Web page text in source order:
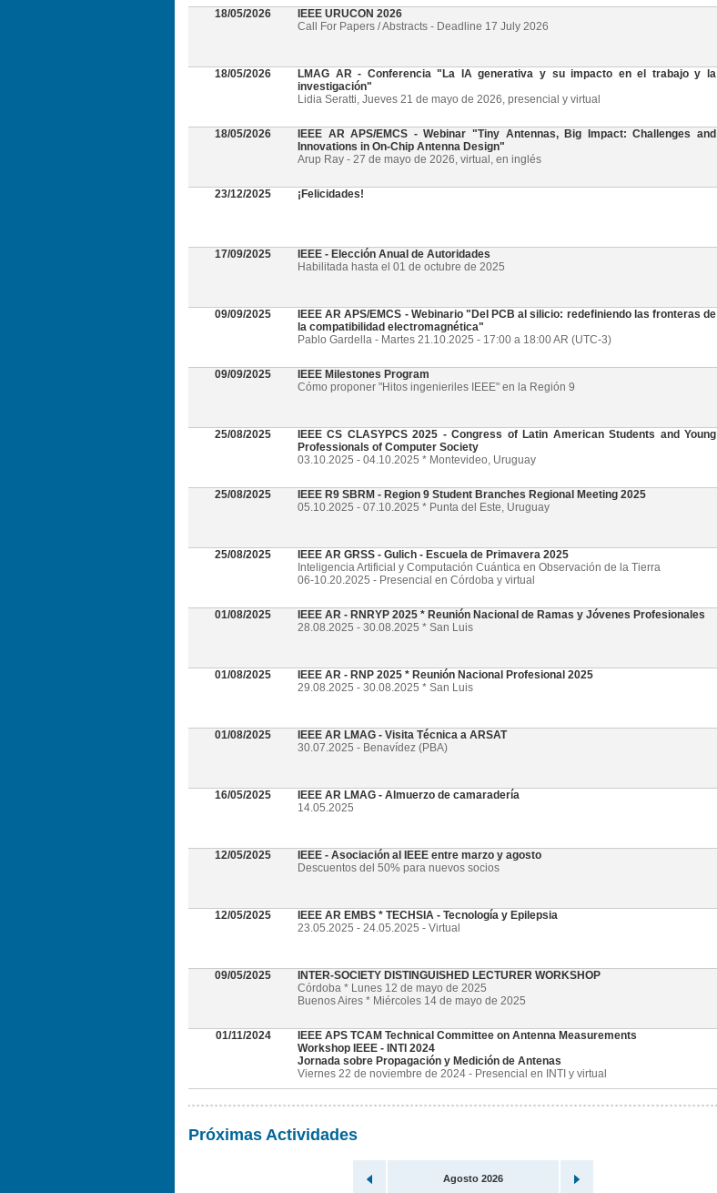
18/05/2026
IEEE URUCON 2026
Call For Papers / Abstracts - Deadline 17 July 2026
18/05/2026
LMAG AR - Conferencia "La IA generativa y su impacto en el trabajo y la
investigación"
Lidia Seratti, Jueves 21 de mayo de 2026, presencial y virtual
18/05/2026
IEEE AR APS/EMCS - Webinar "Tiny Antennas, Big Impact: Challenges and
Innovations in On-Chip Antenna Design"
Arup Ray - 27 de mayo de 2026, virtual, en inglés
23/12/2025 ¡Felicidades!
17/09/2025
IEEE - Elección Anual de Autoridades
Habilitada hasta el 01 de octubre de 2025
09/09/2025
IEEE AR APS/EMCS - Webinario "Del PCB al silicio: redefiniendo las fronteras de
la compatibilidad electromagnética"
Pablo Gardella - Martes 21.10.2025 - 17:00 a 18:00 AR (UTC-3)
09/09/2025
IEEE Milestones Program
Cómo proponer "Hitos ingenieriles IEEE" en la Región 9
25/08/2025
IEEE CS CLASYPCS 2025 - Congress of Latin American Students and Young
Professionals of Computer Society
03.10.2025 - 04.10.2025 * Montevideo, Uruguay
25/08/2025
IEEE R9 SBRM - Region 9 Student Branches Regional Meeting 2025
05.10.2025 - 07.10.2025 * Punta del Este, Uruguay
25/08/2025
IEEE AR GRSS - Gulich - Escuela de Primavera 2025
Inteligencia Artificial y Computación Cuántica en Observación de la Tierra
06-10.20.2025 - Presencial en Córdoba y virtual
01/08/2025
IEEE AR - RNRYP 2025 * Reunión Nacional de Ramas y Jóvenes Profesionales
28.08.2025 - 30.08.2025 * San Luis
01/08/2025
IEEE AR - RNP 2025 * Reunión Nacional Profesional 2025
29.08.2025 - 30.08.2025 * San Luis
01/08/2025
IEEE AR LMAG - Visita Técnica a ARSAT
30.07.2025 - Benavídez (PBA)
16/05/2025
IEEE AR LMAG - Almuerzo de camaradería
14.05.2025
12/05/2025
IEEE - Asociación al IEEE entre marzo y agosto
Descuentos del 50% para nuevos socios
12/05/2025
IEEE AR EMBS * TECHSIA - Tecnología y Epilepsia
23.05.2025 - 24.05.2025 - Virtual
09/05/2025
INTER-SOCIETY DISTINGUISHED LECTURER WORKSHOP
Córdoba * Lunes 12 de mayo de 2025
Buenos Aires * Miércoles 14 de mayo de 2025
01/11/2024
IEEE APS TCAM Technical Committee on Antenna Measurements
Workshop IEEE - INTI 2024
Jornada sobre Propagación y Medición de Antenas
Viernes 22 de noviembre de 2024 - Presencial en INTI y virtual
Próximas Actividades
Agosto 2026